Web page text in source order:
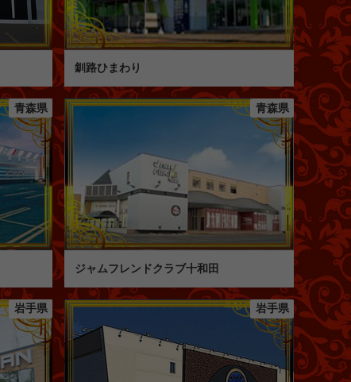
釧路ひまわり
青森県 青森県
ジャムフレンドクラブ十和田
岩手県 岩手県